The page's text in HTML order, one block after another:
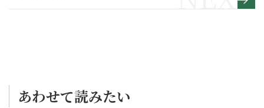
あわせて読みたい